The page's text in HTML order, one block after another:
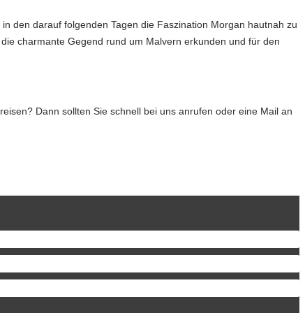
den darauf folgenden Tagen die Faszination Morgan hautnah zu
charmante Gegend rund um Malvern erkunden und für den
Dann sollten Sie schnell bei uns anrufen oder eine Mail an